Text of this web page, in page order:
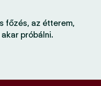
főzés, az étterem,
próbálni.